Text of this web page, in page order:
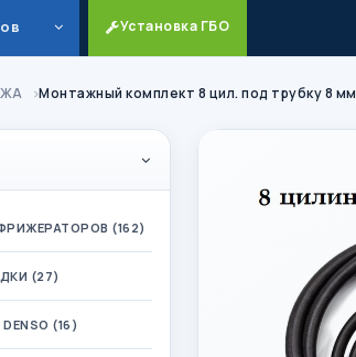
Установка ГБО
Монтажный комплект 8 цил. под трубку 8 мм
(162)
(27)
(16)